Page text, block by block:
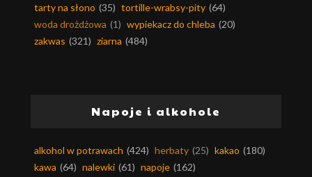
tarty na słono (35) tortille-wrabsy-pity (64)
woda drożdżowa (1) wypiekacz do chleba (20)
zakwas (321) ziarna (484)
Napoje i alkohole
alkohol w potrawach (424) herbaty (25) kakao (180)
kawa (64) nalewki (61) napoje (162)